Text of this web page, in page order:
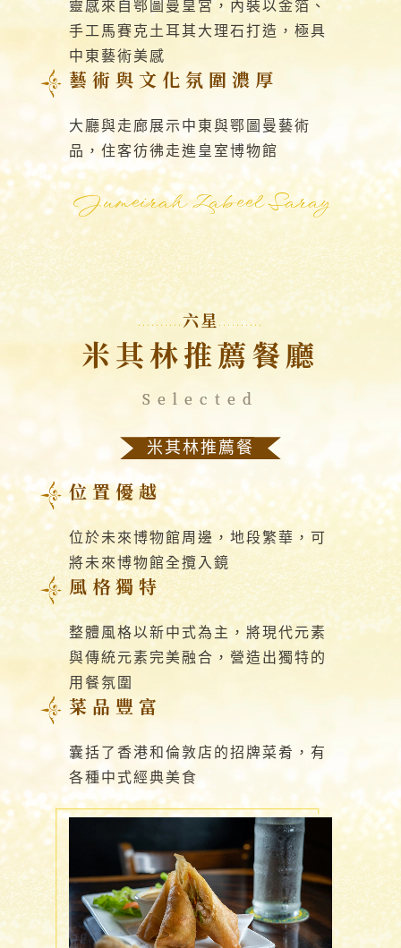
靈感來自鄂圖曼皇宮，內裝以金箔、
手工馬賽克土耳其大理石打造，極具
中東藝術美感
藝術與文化氛圍濃厚
大廳與走廊展示中東與鄂圖曼藝術
品，住客彷彿走進皇室博物館
Jumeirah Zabeel Saray
六星
米其林推薦餐廳
Selected
米其林推薦餐
位置優越
位於未來博物館周邊，地段繁華，可
將未來博物館全攬入鏡
風格獨特
整體風格以新中式為主，將現代元素
與傳統元素完美融合，營造出獨特的
用餐氛圍
菜品豐富
囊括了香港和倫敦店的招牌菜肴，有
各種中式經典美食